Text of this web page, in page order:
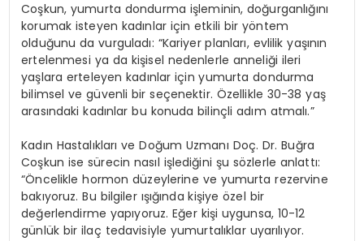
Coşkun, yumurta dondurma işleminin, doğurganlığını
korumak isteyen kadınlar için etkili bir yöntem
olduğunu da vurguladı: “Kariyer planları, evlilik yaşının
ertelenmesi ya da kişisel nedenlerle anneliği ileri
yaşlara erteleyen kadınlar için yumurta dondurma
bilimsel ve güvenli bir seçenektir. Özellikle 30-38 yaş
arasındaki kadınlar bu konuda bilinçli adım atmalı.”
Kadın Hastalıkları ve Doğum Uzmanı Doç. Dr. Buğra
Coşkun ise sürecin nasıl işlediğini şu sözlerle anlattı:
“Öncelikle hormon düzeylerine ve yumurta rezervine
bakıyoruz. Bu bilgiler ışığında kişiye özel bir
değerlendirme yapıyoruz. Eğer kişi uygunsa, 10-12
günlük bir ilaç tedavisiyle yumurtalıklar uyarılıyor.